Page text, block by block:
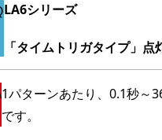
LA6シリーズ
「タイムトリガタイプ」
1パターンあたり、0.1秒～
です。